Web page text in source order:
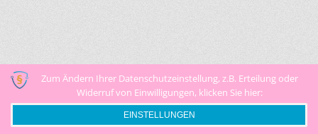
Zum Ändern Ihrer Datenschutzeinstellung, z.B. Erteilung oder
Widerruf von Einwilligungen, klicken Sie hier:
EINSTELLUNGEN